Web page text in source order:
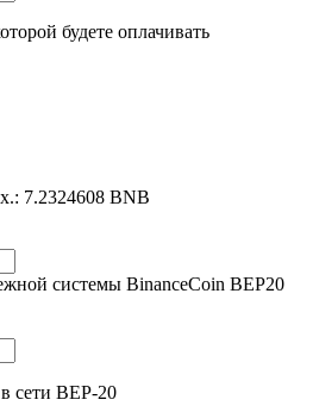
будете оплачивать
7.2324608 BNB
системы BinanceCoin BEP20
сети BEP-20